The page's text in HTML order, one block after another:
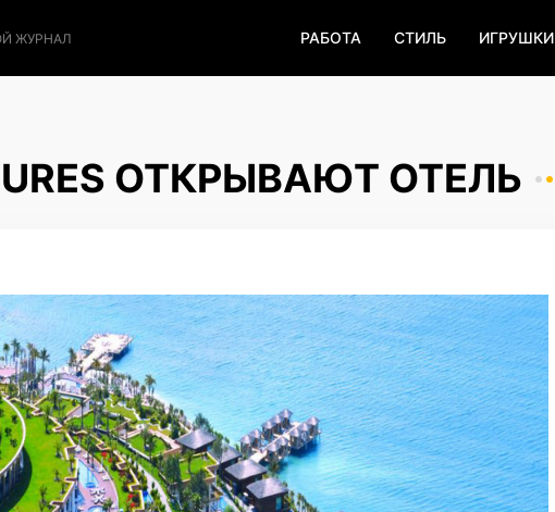
ЖУРНАЛ РАБОТА СТИЛЬ ИГРУШКИ
ОТКРЫВАЮТ ОТЕЛЬ